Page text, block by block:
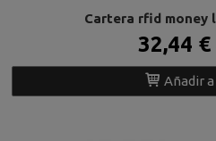
Cartera rfid money
32,44 €
Añadir